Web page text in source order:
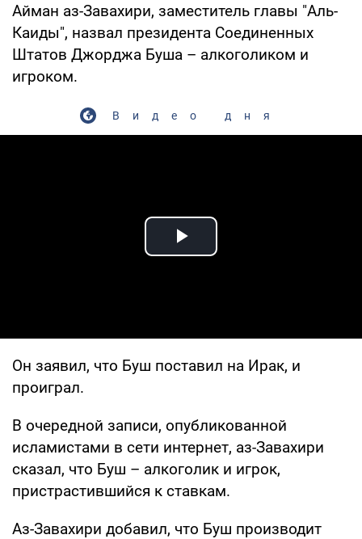
Айман аз-Завахири, заместитель главы "Аль-
Каиды", назвал президента Соединенных
Штатов Джорджа Буша – алкоголиком и
игроком.
Видео дня
Play Video
Он заявил, что Буш поставил на Ирак, и
проиграл.
В очередной записи, опубликованной
исламистами в сети интернет, аз-Завахири
сказал, что Буш – алкоголик и игрок,
пристрастившийся к ставкам.
Аз-Завахири добавил, что Буш производит